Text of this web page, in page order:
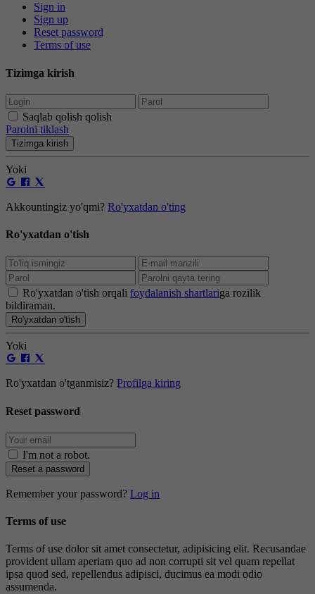
Sign in
Sign up
Reset password
Terms of use
Tizimga kirish
Saqlab qolish qolish
Parolni tiklash
Tizimga kirish
Yoki
Akkountingiz yo'qmi? Ro'yxatdan o'ting
Ro'yxatdan o'tish
Ro'yxatdan o'tish orqali foydalanish shartlariga rozilik
bildiraman.
Ro'yxatdan o'tish
Yoki
Ro'yxatdan o'tganmisiz? Profilga kiring
Reset password
I'm not a robot.
Reset a password
Remember your password? Log in
Terms of use
Terms of use dolor sit amet consectetur, adipisicing elit. Recusandae
provident ullam aperiam quo ad non corrupti sit vel quam repellat
ipsa quod sed, repellendus adipisci, ducimus ea modi odio
assumenda.